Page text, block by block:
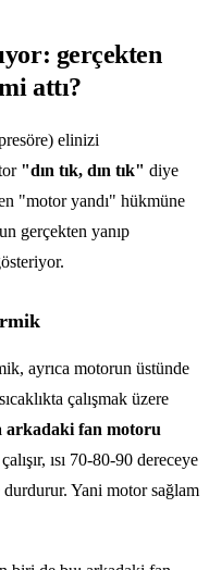
gerçekten
attı?
elinizi
"dın tık, dın tık" diye
"motor yandı" hükmüne
gerçekten yanıp
ayrıca motorun üstünde
çalışmak üzere
arkadaki fan motoru
ısı 70-80-90 dereceye
Yani motor sağlam